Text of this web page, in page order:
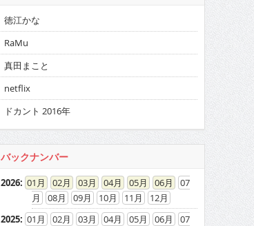
徳江かな
RaMu
真田まこと
netflix
ドカント 2016年
バックナンバー
2026: 01 02 03 04 05 06
07
08
09 10 11
12
2025: 01 02 03 04 05 06
07